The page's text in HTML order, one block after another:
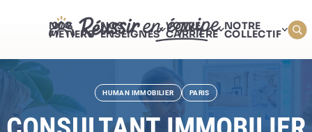
NOS
MÉTIERS
NOS
ENSEIGNES
VOTRE
CARRIÈRE
NOTRE
COLLECTIF
HUMAN IMMOBILIER PARIS